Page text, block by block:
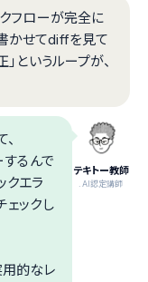
フローが完全に
かせてdiffを見て
というループが、
テキトー教師
.AI認定講師
るんで
クエラ
ェックし
用的なレ